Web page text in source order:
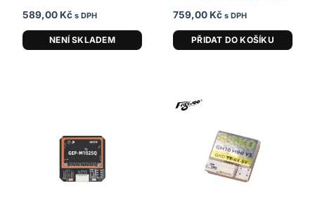
589,00 Kč s DPH
NENÍ SKLADEM
759,00 Kč s DPH
PŘIDAT DO KOŠÍKU